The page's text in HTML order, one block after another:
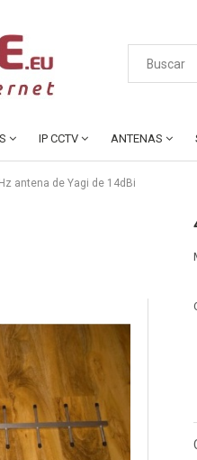
IP CCTV ANTENAS
antena de Yagi de 14dBi